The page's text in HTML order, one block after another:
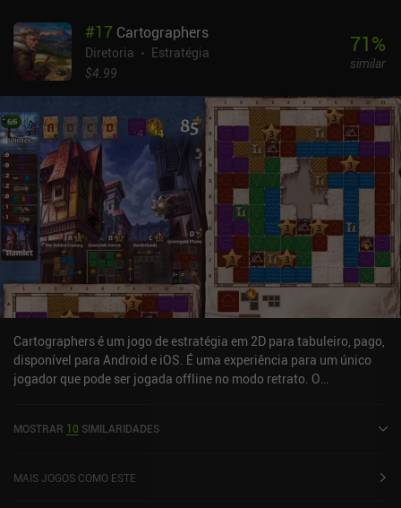
#17 Cartographers
Diretoria
Estratégia
$4.99
71%
similar
Cartographers é um jogo de estratégia em 2D para tabuleiro, pago,
disponível para Android e iOS. É uma experiência para um único
jogador que pode ser jogada offline no modo retrato. O
Store do iOS.
MOSTRAR 10 SIMILARIDADES
MAIS JOGOS COMO ESTE